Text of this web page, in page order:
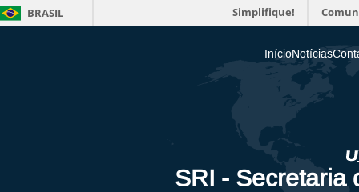
BRASIL Simplifique!
InícioNotícias
SRI - Secretaria